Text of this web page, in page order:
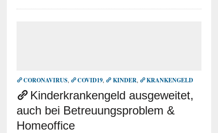
CORONAVIRUS, COVID19, KINDER, KRANKENGELD
Kinderkrankengeld ausgeweitet,
auch bei Betreuungsproblem &
Homeoffice